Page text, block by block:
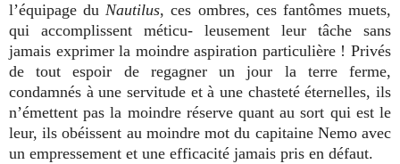
l’équipage duNautilus, ces ombres, ces fantômes muets,
qui accomplissent méticu- leusement leur tâche sans
jamais exprimer la moindre aspiration particulière ! Privés
de tout espoir de regagner un jour la terre ferme,
condamnés à une servitude et à une chasteté éternelles, ils
n’émettent pas la moindre réserve quant au sort qui est le
leur, ils obéissent au moindre mot du capitaine Nemo avec
un empressement et une efficacité jamais pris en défaut.